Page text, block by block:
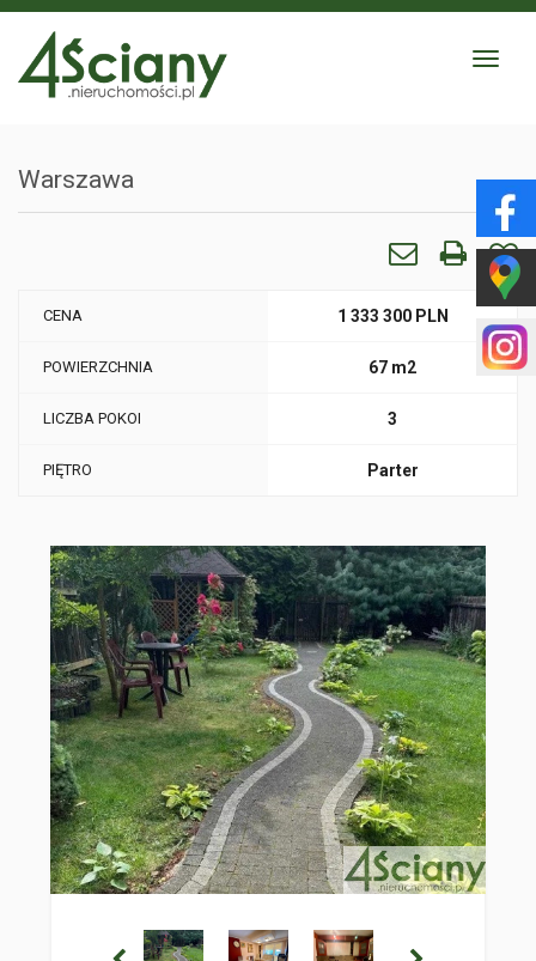
Toggle
Warszawa
CENA 1 333 300 PLN
POWIERZCHNIA 67 m2
LICZBA POKOI 3
PIĘTRO Parter